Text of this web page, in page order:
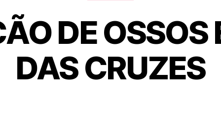
DE OSSOS
DAS CRUZES